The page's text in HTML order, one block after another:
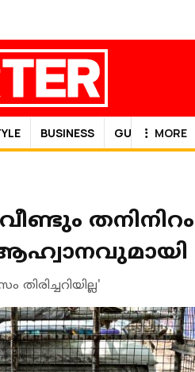
BUSINESS GULF NEWS
MORE